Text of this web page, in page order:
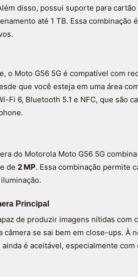
disso, possui suporte para
até 1 TB. Essa
o Moto G56 5G é compatível com
que você esteja em uma área
Fi 6, Bluetooth 5.1 e NFC, que são
do Motorola Moto G56 5G
de 2 MP. Essa combinação permite
Principal
de produzir imagens nítidas com
câmera se sai bem em close-ups. À
é aceitável, especialmente